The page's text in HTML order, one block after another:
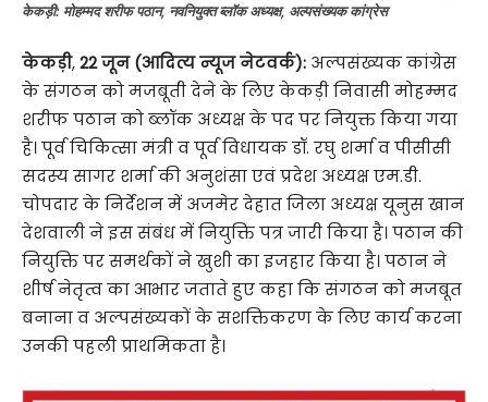
केकड़ी: मोहम्मद शरीफ पठान, नवनियुक्त ब्लॉक अध्यक्ष, अल्पसंख्यक कांग्रेस
केकड़ी,22 जून (आदित्य न्यूज नेटवर्क): अल्पसंख्यक कांग्रेस
के संगठन को मजबूती देने के लिए केकड़ी निवासी मोहम्मद
शरीफ पठान को ब्लॉक अध्यक्ष के पद पर नियुक्त किया गया
है। पूर्व चिकित्सा मंत्री व पूर्व विधायक डॉ. रघु शर्मा व पीसीसी
सदस्य सागर शर्मा की अनुशंसा एवं प्रदेश अध्यक्ष एम.डी.
चोपदार के निर्देशन में अजमेर देहात जिला अध्यक्ष यूनुस खान
देशवाली ने इस संबंध में नियुक्ति पत्र जारी किया है। पठान की
नियुक्ति पर समर्थकों ने खुशी का इजहार किया है। पठान ने
शीर्ष नेतृत्व का आभार जताते हुए कहा कि संगठन को मजबूत
बनाना व अल्पसंख्यकों के सशक्तिकरण के लिए कार्य करना
उनकी पहली प्राथमिकता है।